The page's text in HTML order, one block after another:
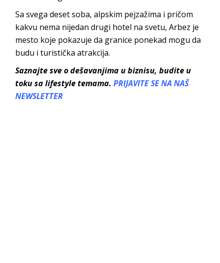
Sa svega deset soba, alpskim pejzažima i pričom
kakvu nema nijedan drugi hotel na svetu, Arbez je
mesto koje pokazuje da granice ponekad mogu da
budu i turistička atrakcija.
Saznajte sve o dešavanjima u biznisu, budite u
toku sa lifestyle temama.PRIJAVITE SE NA NAŠ
NEWSLETTER